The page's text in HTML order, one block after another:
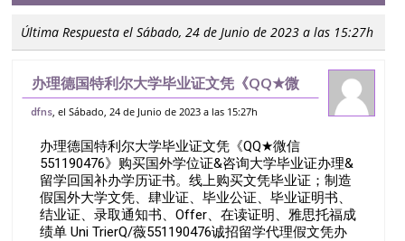
Última Respuesta el Sábado, 24 de Junio de 2023 a las 15:27h
办理德国特利尔大学毕业证文凭《QQ★微
信551190476》购买国外学位证&咨询大
上购买文凭毕业证；制造假国外大学文凭
dfns , el Sábado, 24 de Junio de 2023 a las 15:27h
办理德国特利尔大学毕业证文凭《QQ★微信
551190476》购买国外学位证&咨询大学毕业证办理&
留学回国补办学历证书。线上购买文凭毕业证；制造
假国外大学文凭、肆业证、毕业公证、毕业证明书、
结业证、录取通知书、Offer、在读证明、雅思托福成
绩单 Uni TrierQ/薇551190476诚招留学代理假文凭办